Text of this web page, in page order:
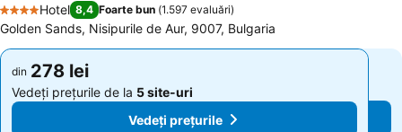
4 Stele
Hotel 8,4 Foarte bun (1.597 evaluări)
Golden Sands, Nisipurile de Aur, 9007, Bulgaria
din 278 lei
Vedeți prețurile de la 5 site-uri
Vedeți prețurile
din 278 lei
Vedeți prețurile de la 5 site-uri
Vedeți prețurile